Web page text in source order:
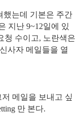
했는데 기본은 주간
지난 9~12일에 있
청 수이고, 노란색은
사자 메일들을 열
메일을 보내고 싶
만 본다.